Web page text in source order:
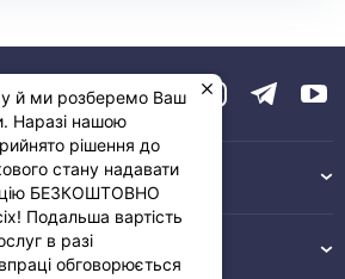
й ми розберемо Ваш
Наразі нашою
рішення до
стану надавати
БЕЗКОШТОВНО
Подальша вартість
в разі
обговорюється